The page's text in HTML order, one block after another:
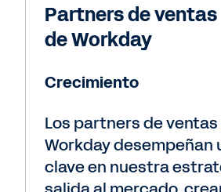
Partners de ventas
de Workday
Crecimiento
Los partners de
Workday desempeñan
clave en nuestra